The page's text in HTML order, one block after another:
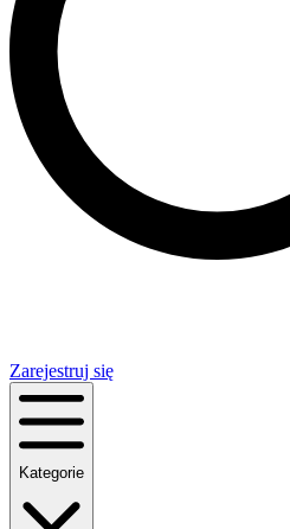
Zarejestruj się
Kategorie